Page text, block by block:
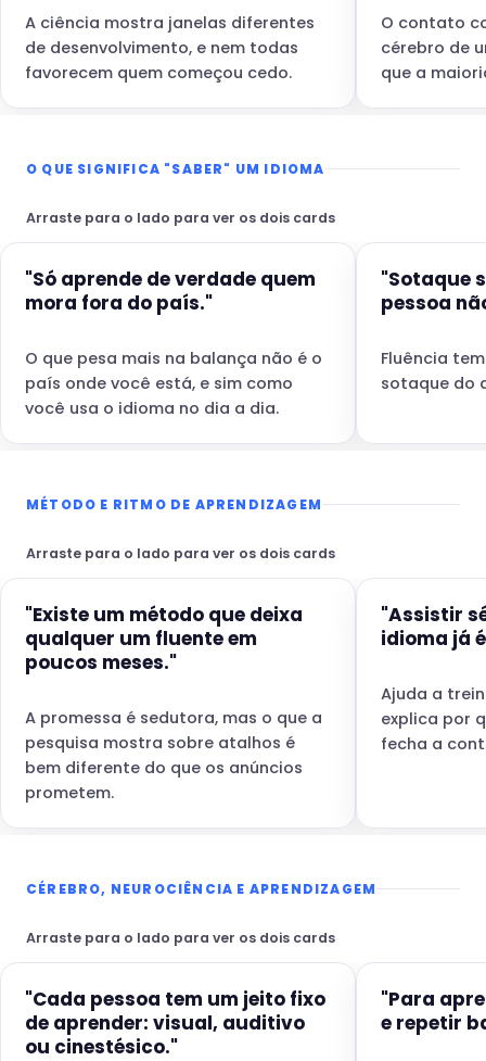
A ciência mostra janelas diferentes
de desenvolvimento, e nem todas
favorecem quem começou cedo.
O contato
cérebro de
que a
O QUE SIGNIFICA "SABER" UM IDIOMA
Arraste para o lado para ver os dois cards
"Só aprende de verdade quem
mora fora do país."
O que pesa mais na balança não é o
país onde você está, e sim como
você usa o idioma no dia a dia.
"Sotaque
pessoa
Fluência
sotaque do
MÉTODO E RITMO DE APRENDIZAGEM
Arraste para o lado para ver os dois cards
"Existe um método que deixa
qualquer um fluente em
poucos meses."
A promessa é sedutora, mas o que a
pesquisa mostra sobre atalhos é
bem diferente do que os anúncios
prometem.
"Assistir
idioma já
Ajuda a
explica por
fecha a
CÉREBRO, NEUROCIÊNCIA E APRENDIZAGEM
Arraste para o lado para ver os dois cards
"Cada pessoa tem um jeito fixo
de aprender: visual, auditivo
ou cinestésico."
"Para
e repetir